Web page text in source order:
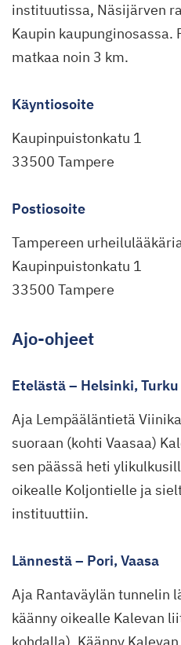
instituutissa, Näsijärven
Kaupin kaupunginosassa.
matkaa noin 3 km.
Käyntiosoite
Kaupinpuistonkatu 1
33500 Tampere
Postiosoite
Tampereen
Kaupinpuistonkatu 1
33500 Tampere
Ajo-ohjeet
Etelästä – Helsinki, Turku
Aja Lempääläntietä
suoraan (kohti Vaasaa)
sen päässä heti
oikealle Koljontielle ja
instituuttiin.
Lännestä – Pori, Vaasa
Aja Rantaväylän tunnelin
käänny oikealle Kalevan